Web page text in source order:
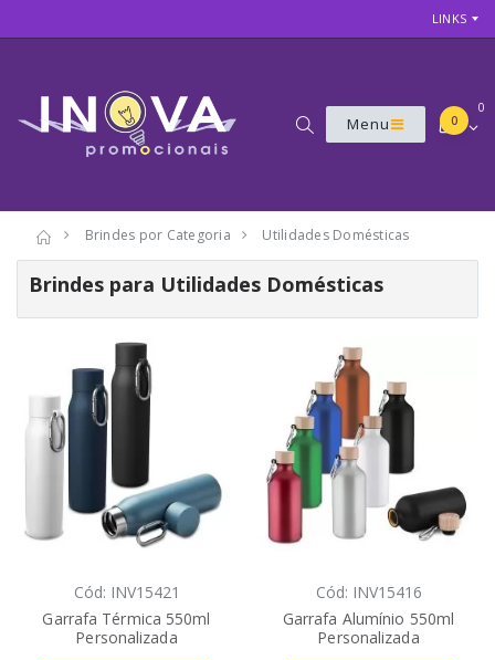
LINKS
Menu
0
0
Brindes por Categoria Utilidades Domésticas
Brindes para Utilidades Domésticas
Cód: INV15421
Garrafa Térmica 550ml
Personalizada
Cód: INV15416
Garrafa Alumínio 550ml
Personalizada